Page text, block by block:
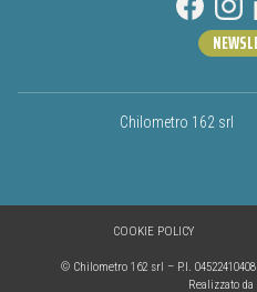
Chilometro 162 srl
© Chilometro 162 srl – P.I.
Realizzato da
COOKIE POLICY